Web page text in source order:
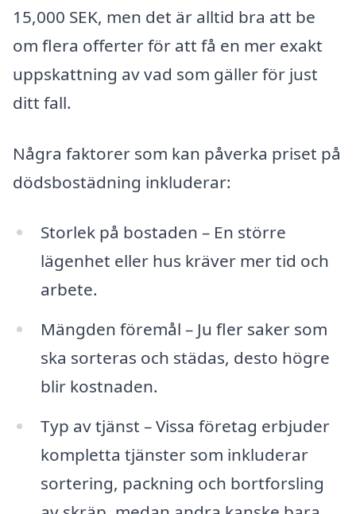
15,000 SEK, men det är alltid bra att be
om flera offerter för att få en mer exakt
uppskattning av vad som gäller för just
ditt fall.
Några faktorer som kan påverka priset på
dödsbostädning inkluderar:
Storlek på bostaden – En större
lägenhet eller hus kräver mer tid och
arbete.
Mängden föremål – Ju fler saker som
ska sorteras och städas, desto högre
blir kostnaden.
Typ av tjänst – Vissa företag erbjuder
kompletta tjänster som inkluderar
sortering, packning och bortforsling